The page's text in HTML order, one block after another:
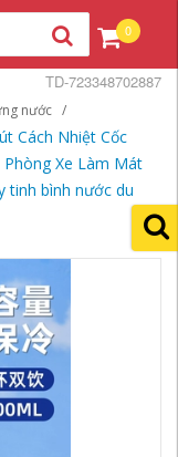
0
nước
Cách Nhiệt Cốc
Xe Làm Mát
tinh bình nước du
TD-723348702887